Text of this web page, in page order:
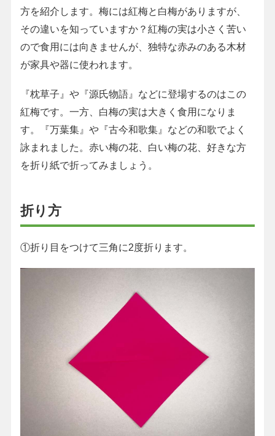
方を紹介します。梅には紅梅と白梅がありますが、
その違いを知っていますか？紅梅の実は小さく苦い
ので食用には向きませんが、独特な赤みのある木材
が家具や器に使われます。
『枕草子』や『源氏物語』などに登場するのはこの
紅梅です。一方、白梅の実は大きく食用になりま
す。『万葉集』や『古今和歌集』などの和歌でよく
詠まれました。赤い梅の花、白い梅の花、好きな方
を折り紙で折ってみましょう。
折り方
①折り目をつけて三角に2度折ります。